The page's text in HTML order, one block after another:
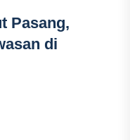
Pasang,
di